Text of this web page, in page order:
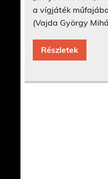
a vígjáték
(Vajda György
Részletek